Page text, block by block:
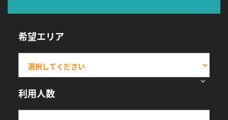
希望エリア
利用人数